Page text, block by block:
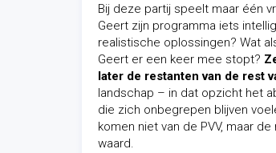
Bij deze partij speelt maar één
Geert zijn programma iets
realistische oplossingen? Wat
Geert er een keer mee stopt?
later de restanten van de rest
landschap – in dat opzicht het
die zich onbegrepen blijven
komen niet van de PVV, maar
waard.